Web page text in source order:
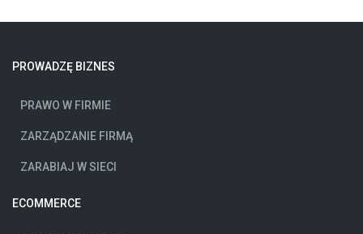
PROWADZĘ BIZNES
PRAWO W FIRMIE
ZARZĄDZANIE FIRMĄ
ZARABIAJ W SIECI
ECOMMERCE